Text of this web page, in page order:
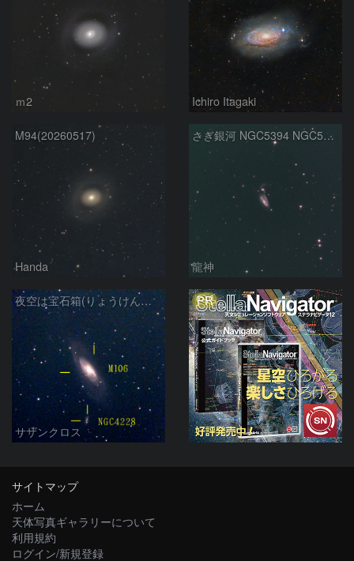
ｍ2 Ichiro Itagaki
M94(20260517)
Handa
さぎ銀河 NGC5394 NGC5395
龍神
夜空は宝石箱(りょうけん座 M106) Seestar50
サザンクロス
PR
サイトマップ
ホーム
天体写真ギャラリーについて
利用規約
ログイン/新規登録